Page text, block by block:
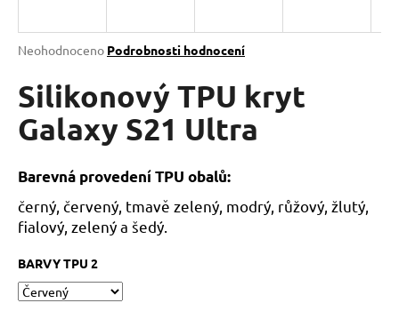
Průměrné
produktu
je
0,0
z
hvězdiček.
Neohodnoceno Podrobnosti hodnocení
Silikonový TPU kryt
Galaxy S21 Ultra
Barevná provedení TPU obalů:
černý, červený, tmavě zelený, modrý, růžový, žlutý,
fialový, zelený a šedý.
BARVY TPU 2
j
t
?
HLEDAT
D
o